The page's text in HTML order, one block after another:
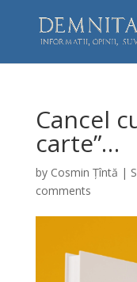
Cancel
carte”…
by Cosmin Țîntă |
comments